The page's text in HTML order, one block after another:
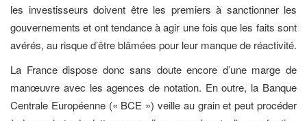
les investisseurs doivent être les premiers à sanctionner les
gouvernements et ont tendance à agir une fois que les faits sont
avérés, au risque d’être blâmées pour leur manque de réactivité.
La France dispose donc sans doute encore d’une marge de
manœuvre avec les agences de notation. En outre, la Banque
Centrale Européenne (« BCE ») veille au grain et peut procéder